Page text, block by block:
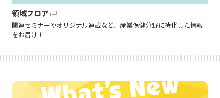
領域フロア
関連セミナーやオリジナル連載など、産業保健分野に特化した情報
をお届け！